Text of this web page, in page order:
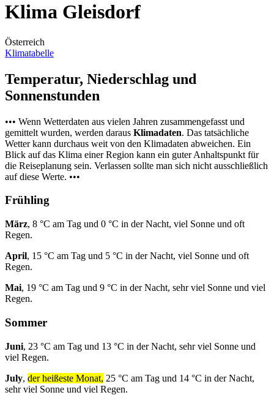
Klima Gleisdorf
Österreich
Klimatabelle
Temperatur, Niederschlag und
Sonnenstunden
••• Wenn Wetterdaten aus vielen Jahren zusammengefasst und
gemittelt wurden, werden daraus Klimadaten. Das tatsächliche
Wetter kann durchaus weit von den Klimadaten abweichen. Ein
Blick auf das Klima einer Region kann ein guter Anhaltspunkt für
die Reiseplanung sein. Verlassen sollte man sich nicht ausschließlich
auf diese Werte. •••
Frühling
März, 8 °C am Tag und 0 °C in der Nacht, viel Sonne und oft
Regen.
April, 15 °C am Tag und 5 °C in der Nacht, viel Sonne und oft
Regen.
Mai, 19 °C am Tag und 9 °C in der Nacht, sehr viel Sonne und viel
Regen.
Sommer
Juni, 23 °C am Tag und 13 °C in der Nacht, sehr viel Sonne und
viel Regen.
July, der heißeste Monat, 25 °C am Tag und 14 °C in der Nacht,
sehr viel Sonne und viel Regen.